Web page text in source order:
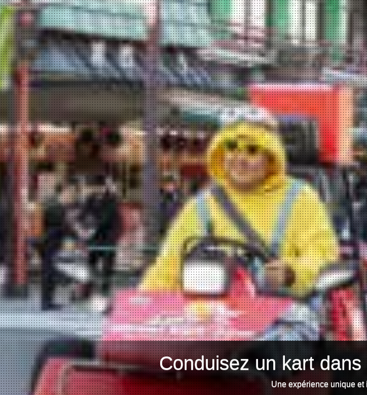
Conduisez un kart
Une expérience unique et